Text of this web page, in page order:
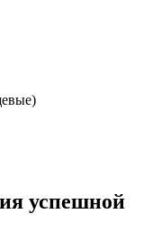
успешной